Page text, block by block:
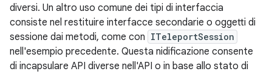
diversi. Un altro uso comune dei tipi di interfaccia
consiste nel restituire interfacce secondarie o oggetti di
sessione dai metodi, come con ITeleportSession
nell'esempio precedente. Questa nidificazione consente
di incapsulare API diverse nell'API o in base allo stato di